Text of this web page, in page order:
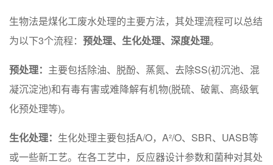
生物法是煤化工废水处理的主要方法，其处理流程可以总结
为以下3个流程： 预处理、生化处理、深度处理。
预处理： 主要包括除油、脱酚、蒸氮、去除SS(初沉池、混
凝沉淀池)和有毒有害或难降解有机物(脱硫、破氰、高级氧
化预处理等)。
生化处理： 生化处理主要包括A/O，A²/O、SBR、UASB等
或一些新工艺。在各工艺中，反应器设计参数和菌种对其处